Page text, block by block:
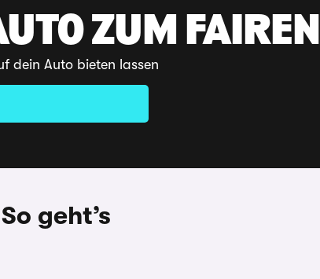
ZUM
dein Auto bieten lassen
geht’s